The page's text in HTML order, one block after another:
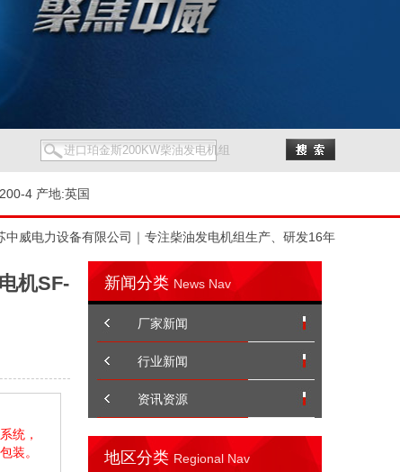
4 产地:英国
中威电力设备有限公司｜专注柴油发电机组生产、研发16年
新闻分类 News Nav
厂家新闻
行业新闻
资讯资源
地区分类 Regional Nav
机SF-
统，
装。